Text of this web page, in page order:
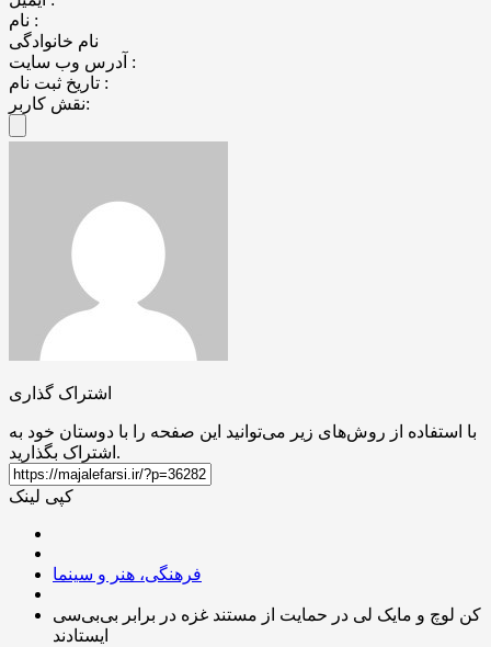
نام :
نام خانوادگی
آدرس وب سایت :
تاریخ ثبت نام :
نقش کاربر:
اشتراک گذاری
با استفاده از روش‌های زیر می‌توانید این صفحه را با دوستان خود به
اشتراک بگذارید.
کپی لینک
فرهنگی، هنر و سینما
کن لوچ و مایک لی در حمایت از مستند غزه در برابر بی‌بی‌سی
ایستادند